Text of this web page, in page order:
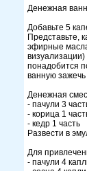
Денежная
Добавьте 5
Представьте,
эфирные
понадобится
ванную
Денежная
- пачули 3
- корица 1
- кедр 1 часть
Развести в
Для
- пачули 4